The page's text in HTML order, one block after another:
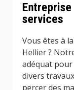
services
Vous êtes à
Hellier ?
adéquat
divers
percer des